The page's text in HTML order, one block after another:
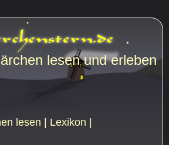
lesen | Lexikon |
lesen und erleben